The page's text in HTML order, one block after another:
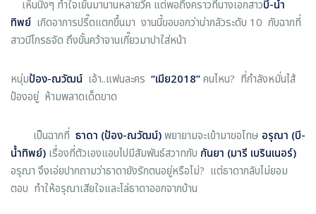
เห็นนิ่งๆ ทำใจเย็นมานานหลายวีค แต่พอถึงคราวที่นางเอกสาวบี-น้ำ
ทิพย์ เกิดอาการปรี๊ดแตกขึ้นมา งานนี้ขอบอกว่าน่ากลัวระดับ 10 กับฉากที่
สาวบีโกรธจัด ถึงขั้นคว้าจานเกี๊ยวมาปาใส่หน้า
หนุ่มป้อง-ณวัฒน์ เอ้า..แฟนละคร “เมีย2018”คนไหน? ที่กำลังหมั่นไส้
ป้องอยู่ ห้ามพลาดเด็ดขาด
เป็นฉากที่ ธาดา (ป้อง-ณวัฒน์)พยายามจะเข้ามาขอโทษ อรุณา (บี-
น้ำทิพย์) เรื่องที่ตัวเองแอบไปมีสัมพันธ์สวาทกับ กันยา (มารี เบรินเนอร์)
อรุณา จึงเอ่ยปากถามว่าธาดายังรักตนอยู่หรือไม่? แต่ธาดากลับไม่ยอม
ตอบ ทำให้อรุณาเสียใจและไล่ธาดาออกจากบ้าน